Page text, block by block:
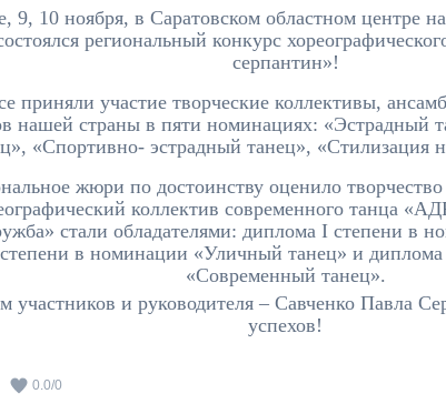
9, 10 ноября, в Саратовском областном центре
региональный конкурс
серпантин»!
приняли участие творческие коллективы,
нашей страны в пяти номинациях: «Эстрадный
«Спортивно- эстрадный танец», «Стилизация
жюри по достоинству оценило
коллектив современного танца
стали обладателями: диплома Iстепени в
степени в номинации «Уличный танец» и диплома
«Современный танец».
участников и руководителя – Савченко Павла
успехов!
0.0/0